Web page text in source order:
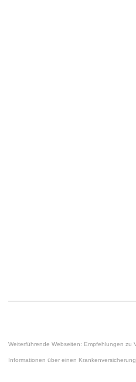
Weiterführende Webseiten: Empfehlungen zu
Informationen über einen